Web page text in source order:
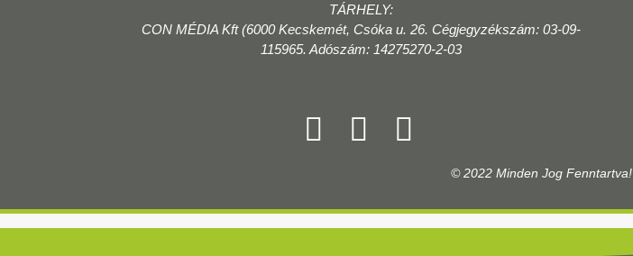
TÁRHELY:
CON MÉDIA Kft (6000 Kecskemét, Csóka u. 26. Cégjegyzékszám: 03-09-
115965. Adószám: 14275270-2-03
© 2022 Minden Jog Fenntartva!